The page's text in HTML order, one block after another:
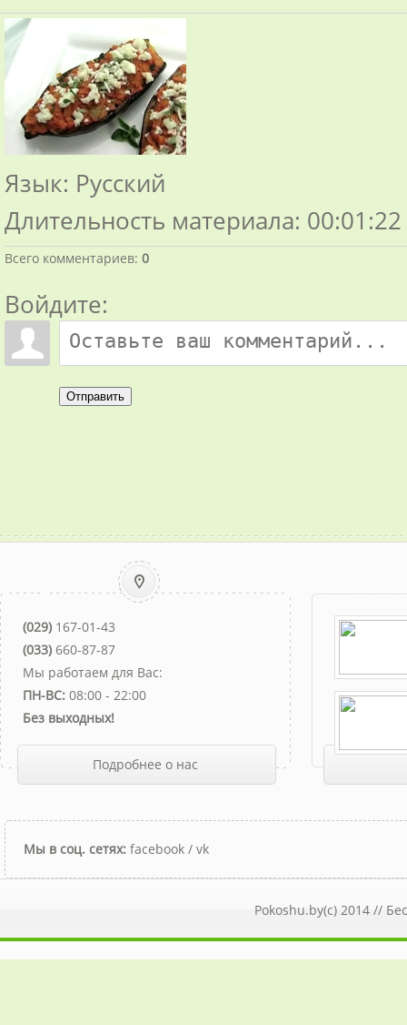
Язык: Русский
Длительность материала: 00:01:22
Всего комментариев: 0
Войдите:
Отправить
(029) 167-01-43
(033) 660-87-87
Мы работаем для Вас:
ПН-ВС: 08:00 - 22:00
Без выходных!
Подробнее о нас
Мы в соц. сетях: facebook / vk
Pokoshu.by(c) 2014 //